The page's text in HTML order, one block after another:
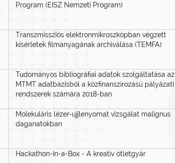
Program (EISZ Nemzeti Program)
Transzmissziós elektronmikroszkópban végzett
kísérletek filmanyagának archiválása (TEMFA)
Tudományos bibliográfiai adatok szolgáltatása az
MTMT adatbázisból a közfinanszírozású pályázati
rendszerek számára 2018-ban
Molekuláris lézer-ujjlenyomat vizsgálat malignus
daganatokban
Hackathon-in-a-Box - A kreatív ötletgyár